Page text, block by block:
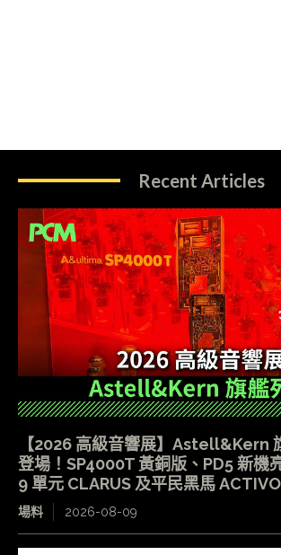
Recent Articles
【2026 高級音響展】Astell&Kern
登場！SP4000T 黃銅版、PD5 新機
9 單元 CLARUS 及平民黑馬
場料 2026-08-09